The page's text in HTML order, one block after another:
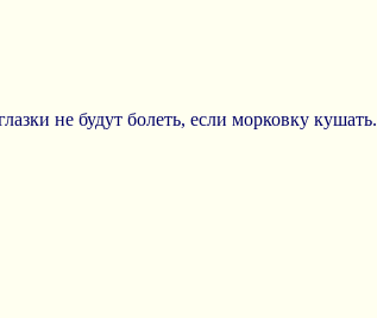
не будут болеть, если морковку кушать.